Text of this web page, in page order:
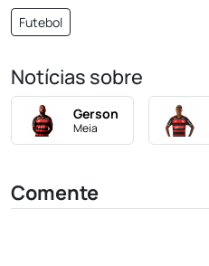
Futebol
Notícias sobre
Gerson
Meia
Comente